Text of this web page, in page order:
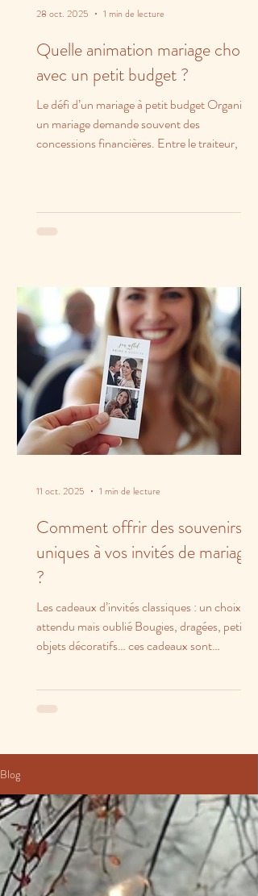
Quelle animation mariage choisir
avec un petit budget ?
Le défi d’un mariage à petit budget Organiser
un mariage demande souvent des
concessions financières. Entre le traiteur, la
28 oct. 2025 1 min de lecture
Comment offrir des souvenirs
uniques à vos invités de mariage
?
Les cadeaux d’invités classiques : un choix
attendu mais oublié Bougies, dragées, petits
objets décoratifs… ces cadeaux sont
11 oct. 2025 1 min de lecture
Blog